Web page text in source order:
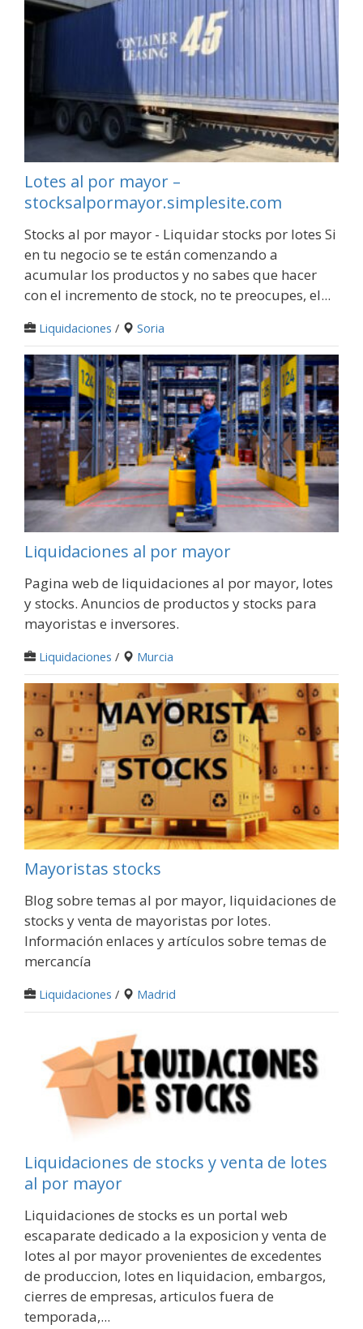
Lotes al por mayor –
stocksalpormayor.simplesite.com
Stocks al por mayor - Liquidar stocks por lotes Si
en tu negocio se te están comenzando a
acumular los productos y no sabes que hacer
con el incremento de stock, no te preocupes, el...
Liquidaciones / Soria
Liquidaciones al por mayor
Pagina web de liquidaciones al por mayor, lotes
y stocks. Anuncios de productos y stocks para
mayoristas e inversores.
Liquidaciones / Murcia
Mayoristas stocks
Blog sobre temas al por mayor, liquidaciones de
stocks y venta de mayoristas por lotes.
Información enlaces y artículos sobre temas de
mercancía
Liquidaciones / Madrid
Liquidaciones de stocks y venta de lotes
al por mayor
Liquidaciones de stocks es un portal web
escaparate dedicado a la exposicion y venta de
lotes al por mayor provenientes de excedentes
de produccion, lotes en liquidacion, embargos,
cierres de empresas, articulos fuera de
temporada,...